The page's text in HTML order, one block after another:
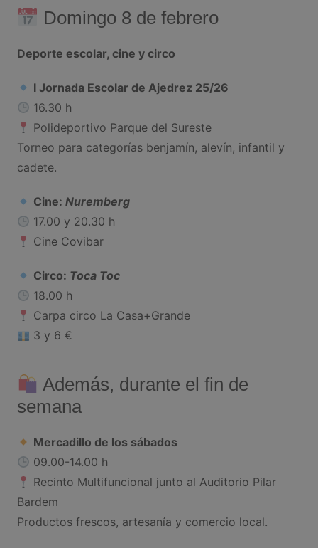
Domingo 8 de febrero
Deporte escolar, cine y circo
I Jornada Escolar de Ajedrez 25/26
16.30 h
Polideportivo Parque del Sureste
Torneo para categorías benjamín, alevín, infantil y
cadete.
Cine:Nuremberg
17.00 y 20.30 h
Cine Covibar
Circo: Toca Toc
18.00 h
Carpa circo La Casa+Grande
3 y 6 €
Además, durante el fin de
semana
Mercadillo de los sábados
09.00-14.00 h
Recinto Multifuncional junto al Auditorio Pilar
Bardem
Productos frescos, artesanía y comercio local.